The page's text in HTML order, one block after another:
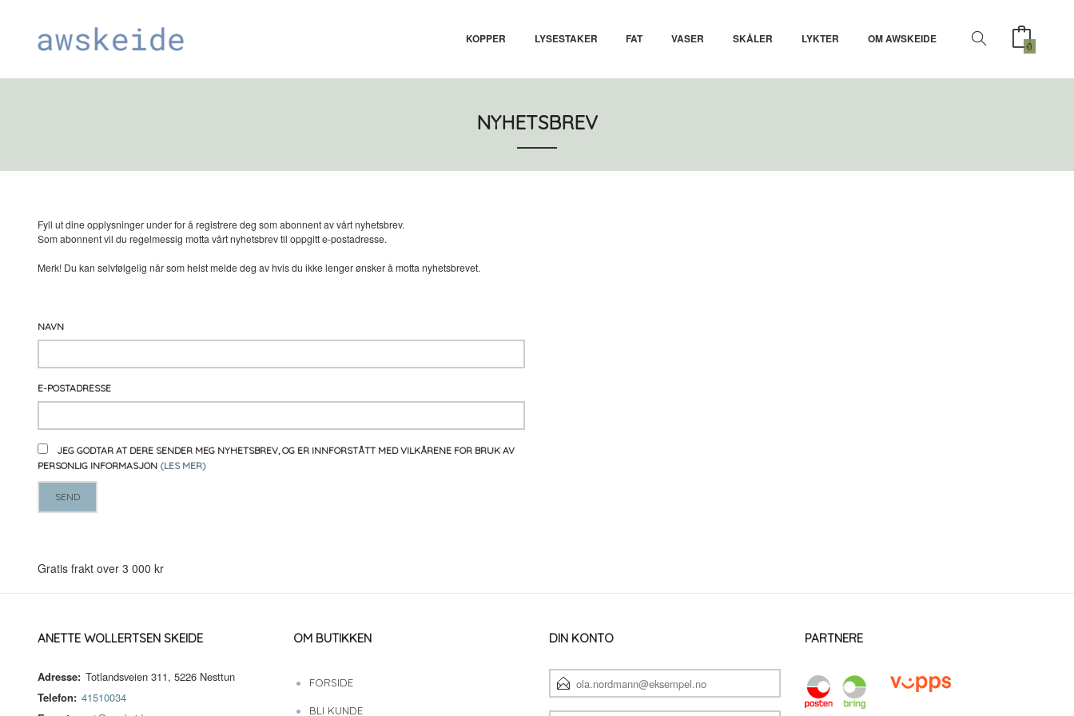
innholdet
KOPPER LYSESTAKER FAT VASER SKÅLER LYKTER OM AWSKEIDE
0
NYHETSBREV
Fyll ut dine opplysninger under for å registrere deg som abonnent av vårt nyhetsbrev.
Som abonnent vil du regelmessig motta vårt nyhetsbrev til oppgitt e-postadresse.
Merk! Du kan selvfølgelig når som helst melde deg av hvis du ikke lenger ønsker å motta nyhetsbrevet.
NAVN
E-POSTADRESSE
JEG GODTAR AT DERE SENDER MEG NYHETSBREV, OG ER INNFORSTÅTT MED VILKÅRENE FOR BRUK AV
PERSONLIG INFORMASJON (LES MER)
Gratis frakt over 3 000 kr
ANETTE WOLLERTSEN SKEIDE
Adresse: Totlandsveien 311, 5226 Nesttun
Telefon: 41510034
OM BUTIKKEN
FORSIDE
BLI KUNDE
DIN KONTO
POSTADRESSE
PARTNERE